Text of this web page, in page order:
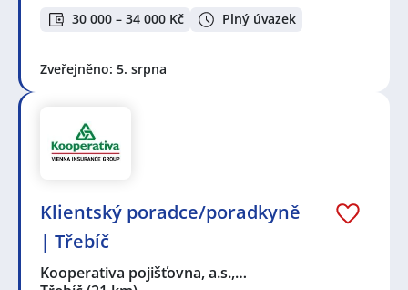
30 000 – 34 000 Kč Plný úvazek
Zveřejněno: 5. srpna
Klientský poradce/poradkyně
| Třebíč
Kooperativa pojišťovna, a.s.,…